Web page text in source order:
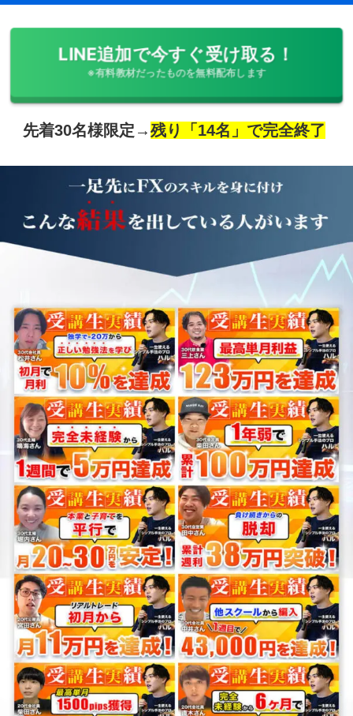
LINE追加で今すぐ受け取る！
※有料教材だったものを無料配布します
先着30名様限定→残り「14名」で完全終了